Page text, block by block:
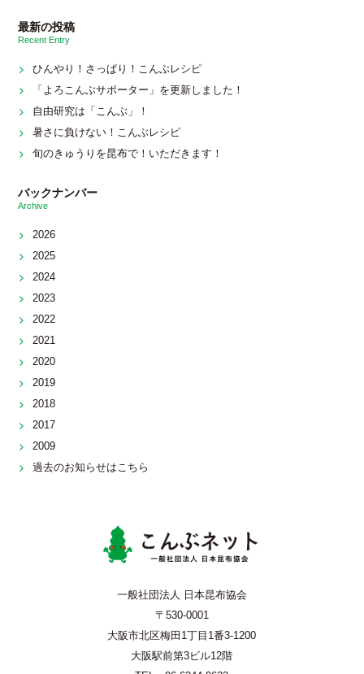
最新の投稿
Recent Entry
ひんやり！さっぱり！こんぶレシピ
「よろこんぶサポーター」を更新しました！
自由研究は「こんぶ」！
暑さに負けない！こんぶレシピ
旬のきゅうりを昆布で！いただきます！
バックナンバー
Archive
2026
2025
2024
2023
2022
2021
2020
2019
2018
2017
2009
過去のお知らせはこちら
一般社団法人 日本昆布協会
〒530-0001
大阪市北区梅田1丁目1番3-1200
大阪駅前第3ビル12階